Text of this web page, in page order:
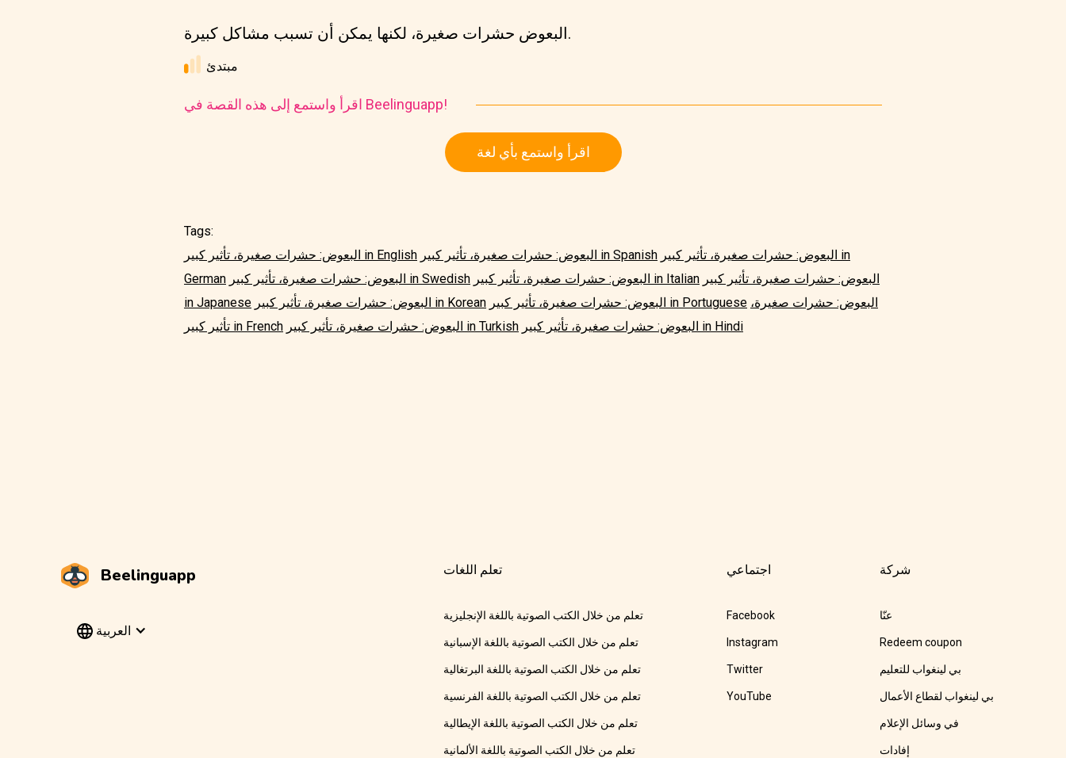
البعوض حشرات صغيرة، لكنها يمكن أن تسبب مشاكل كبيرة.
مبتدئ
اقرأ واستمع إلى هذه القصة في Beelinguapp!
اقرأ واستمع بأي لغة
Tags:
البعوض: حشرات صغيرة، تأثير كبير in English
البعوض: حشرات صغيرة، تأثير كبير in Spanish البعوض: حشرات صغيرة، تأثير كبير in
German
البعوض: حشرات صغيرة، تأثير كبير in Swedish البعوض: حشرات صغيرة، تأثير كبير in Italian البعوض: حشرات صغيرة، تأثير كبير
in Japanese
البعوض: حشرات صغيرة، تأثير كبير in Korean البعوض: حشرات صغيرة، تأثير كبير in Portuguese البعوض: حشرات صغيرة،
تأثير كبير in French
البعوض: حشرات صغيرة، تأثير كبير in Turkish البعوض: حشرات صغيرة، تأثير كبير in Hindi
Beelinguapp
العربية
تعلم اللغات
تعلم من خلال الكتب الصوتية باللغة الإنجليزية
تعلم من خلال الكتب الصوتية باللغة الإسبانية
تعلم من خلال الكتب الصوتية باللغة البرتغالية
تعلم من خلال الكتب الصوتية باللغة الفرنسية
تعلم من خلال الكتب الصوتية باللغة الإيطالية
تعلم من خلال الكتب الصوتية باللغة الألمانية
اجتماعي
Facebook
Instagram
Twitter
YouTube
شركة
عنّا
Redeem coupon
بي لينغواب للتعليم
بي لينغواب لقطاع الأعمال
في وسائل الإعلام
إفادات